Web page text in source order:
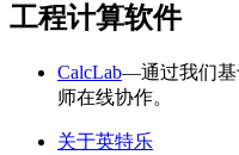
工程计算软件
CalcLab—通过我们基
师在线协作。
关于英特乐